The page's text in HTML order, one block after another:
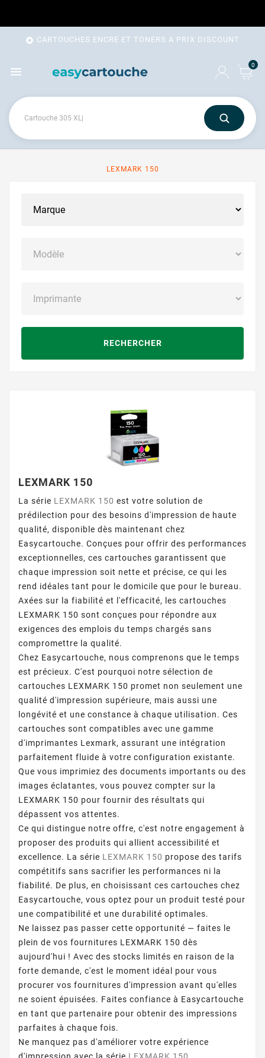
 CARTOUCHES ENCRE ET TONERS A PRIX DISCOUNT
 0
LEXMARK 150
RECHERCHER
LEXMARK 150
La série LEXMARK 150 est votre solution de
prédilection pour des besoins d'impression de haute
qualité, disponible dès maintenant chez
Easycartouche. Conçues pour offrir des performances
exceptionnelles, ces cartouches garantissent que
chaque impression soit nette et précise, ce qui les
rend idéales tant pour le domicile que pour le bureau.
Axées sur la fiabilité et l'efficacité, les cartouches
LEXMARK 150 sont conçues pour répondre aux
exigences des emplois du temps chargés sans
compromettre la qualité.
Chez Easycartouche, nous comprenons que le temps
est précieux. C'est pourquoi notre sélection de
cartouches LEXMARK 150 promet non seulement une
qualité d'impression supérieure, mais aussi une
longévité et une constance à chaque utilisation. Ces
cartouches sont compatibles avec une gamme
d'imprimantes Lexmark, assurant une intégration
parfaitement fluide à votre configuration existante.
Que vous imprimiez des documents importants ou des
images éclatantes, vous pouvez compter sur la
LEXMARK 150 pour fournir des résultats qui
dépassent vos attentes.
Ce qui distingue notre offre, c'est notre engagement à
proposer des produits qui allient accessibilité et
excellence. La série LEXMARK 150 propose des tarifs
compétitifs sans sacrifier les performances ni la
fiabilité. De plus, en choisissant ces cartouches chez
Easycartouche, vous optez pour un produit testé pour
une compatibilité et une durabilité optimales.
Ne laissez pas passer cette opportunité — faites le
plein de vos fournitures LEXMARK 150 dès
aujourd'hui ! Avec des stocks limités en raison de la
forte demande, c'est le moment idéal pour vous
procurer vos fournitures d'impression avant qu'elles
ne soient épuisées. Faites confiance à Easycartouche
en tant que partenaire pour obtenir des impressions
parfaites à chaque fois.
Ne manquez pas d'améliorer votre expérience